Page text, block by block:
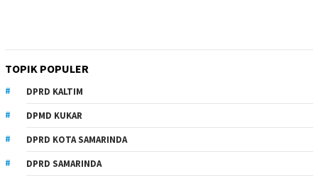
TOPIK POPULER
DPRD KALTIM
DPMD KUKAR
DPRD KOTA SAMARINDA
DPRD SAMARINDA